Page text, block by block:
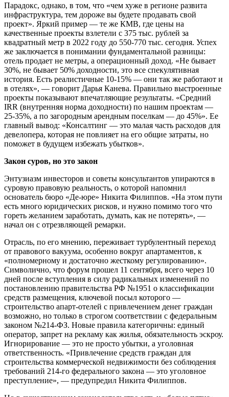
Парадокс, однако, в том, что «чем хуже в регионе развита
инфраструктура, тем дороже вы будете продавать свой
проект». Яркий пример — те же КМВ, где цены на
качественные проекты взлетели с 375 тыс. рублей за
квадратный метр в 2022 году до 550-770 тыс. сегодня. Успех
же заключается в понимании фундаментальной разницы:
отель продает не метры, а операционный доход. «Не бывает
30%, не бывает 50% доходности, это все спекулятивная
история. Есть реалистичные 10-15% — они так же работают и
в отелях», — говорит Дарья Канева. Правильно выстроенные
проекты показывают впечатляющие результаты. «Средний
IRR (внутренняя норма доходности) по нашим проектам —
25-35%, а по загородным арендным поселкам — до 45%». Ее
главный вывод: «Консалтинг — это малая часть расходов для
девелопера, которая не повлияет на его общие затраты, но
поможет в будущем избежать убытков».
Закон суров, но это закон
Энтузиазм инвесторов и советы консультантов упираются в
суровую правовую реальность, о которой напомнил
основатель бюро «Де-юре» Никита Филиппов. «На этом пути
есть много юридических рисков, и нужно помимо того что
гореть желанием заработать, думать, как не потерять», —
начал он с отрезвляющей ремарки.
Отрасль, по его мнению, переживает турбулентный переход
от правового вакуума, особенно вокруг апартаментов, к
«полномерному и достаточно жесткому регулированию».
Символично, что форум прошел 11 сентября, всего через 10
дней после вступления в силу радикальных изменений по
постановлению правительства РФ №1951 о классификации
средств размещения, ключевой посыл которого —
строительство апарт-отелей с привлечением денег граждан
возможно, но только в строгом соответствии с федеральным
законом №214-ФЗ. Новые правила категоричны: единый
оператор, запрет на рекламу как жилья, обязательность эскроу.
Игнорирование — это не просто убытки, а уголовная
ответственность. «Привлечение средств граждан для
строительства коммерческой недвижимости без соблюдения
требований 214-го федерального закона — это уголовное
преступление», — предупредил Никита Филиппов.